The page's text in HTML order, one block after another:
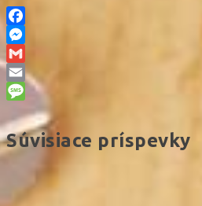
Facebook
Messenger
Gmail
Email
Message
Súvisiace príspevky